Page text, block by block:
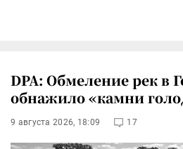
DPA: Обмеление рек в
обнажило «камни
9 августа 2026, 18:09 17